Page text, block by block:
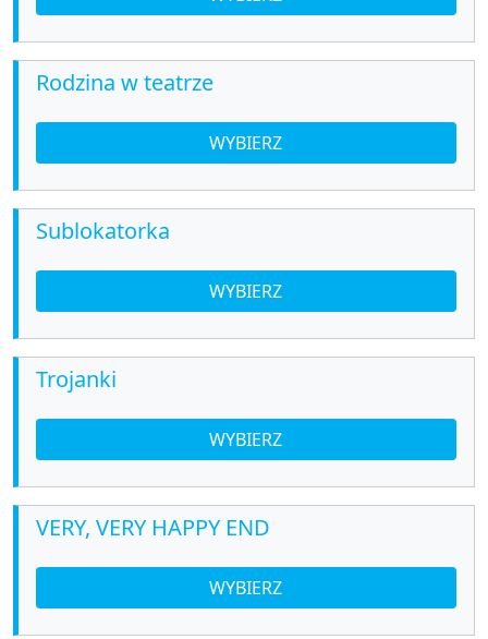
Rodzina w teatrze
WYBIERZ
Sublokatorka
WYBIERZ
Trojanki
WYBIERZ
VERY, VERY HAPPY END
WYBIERZ